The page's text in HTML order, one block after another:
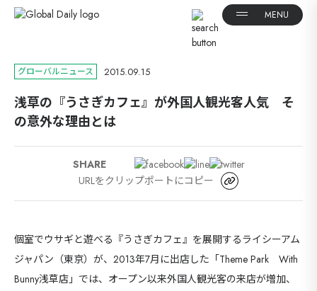
グローバルニュース 2015.09.15
浅草の『うさぎカフェ』が外国人観光客人気 そ
の意外な理由とは
SHARE
URLをクリップポートにコピー
個室でウサギと遊べる『うさぎカフェ』を展開するライシーアム
ジャパン（東京）が、2013年7月に出店した「Theme Park With
Bunny浅草店」では、オープン以来外国人観光客の来店が増加、